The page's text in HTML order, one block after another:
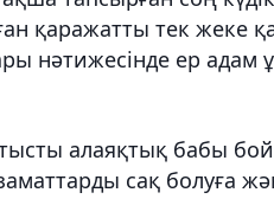
қаражатты тек жеке
нәтижесінде ер
алаяқтық бабы
сақ болуға